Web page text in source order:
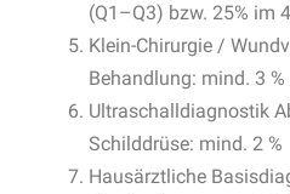
(Q1–Q3) bzw. 25% im
Klein-Chirurgie /
Behandlung: mind. 3 %
Ultraschalldiagnostik
Schilddrüse: mind. 2 %
Hausärztliche